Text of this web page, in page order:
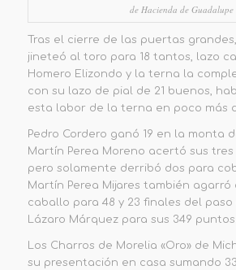
de Hacienda de Guadalupe
Tras el cierre de las puertas
jineteó al toro para 18 tantos, lazo
Homero Elizondo y la terna la
con su lazo de pial de 21 buenos,
esta labor de la terna en poco más
Pedro Cordero ganó 19 en la monta
Martín Perea Moreno acertó sus
pero solamente derribó dos para
Martín Perea Mijares también agarró
caballo para 48 y 23 finales del
Lázaro Márquez para sus 349 puntos.
Los Charros de Morelia «Oro» de
su presentación en casa sumando